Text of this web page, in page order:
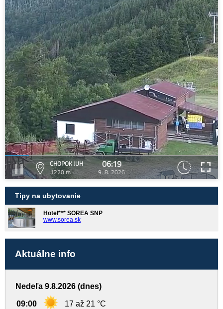
CHOPOK JUH
1220 m
06:19
9. 8. 2026
Tipy na ubytovanie
Hotel*** SOREA SNP
www.sorea.sk
Aktuálne info
Nedeľa 9.8.2026 (dnes)
09:00 17 až 21 °C